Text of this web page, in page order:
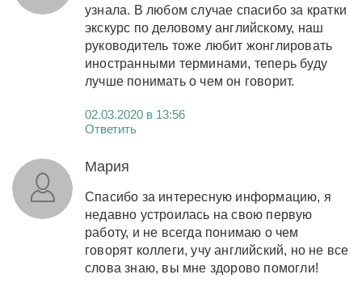
узнала. В любом случае спасибо за кратки
экскурс по деловому английскому, наш
руководитель тоже любит жонглировать
иностранными терминами, теперь буду
лучше понимать о чем он говорит.
02.03.2020 в 13:56
Ответить
Мария
Спасибо за интересную информацию, я
недавно устроилась на свою первую
работу, и не всегда понимаю о чем
говорят коллеги, учу английский, но не все
слова знаю, вы мне здорово помогли!